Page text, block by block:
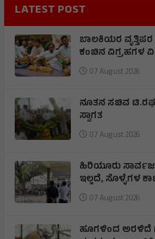
LATEST POST
ಬಾಲಕಿಯರ
ಕಂಚಿನ ವಿಗ್ರಹಗಳ
07 August 2026
ನೂತನ ಸಚಿವ
ಸ್ವಾಗತ
07 August 2026
ಹಿರಿಯೂರು
ಇಲ್ಲದೆ, ಸೊಳ್ಳೆಗಳ
07 August 2026
ಹೂಗಳಿಂದ ಅರಳಿದೆ